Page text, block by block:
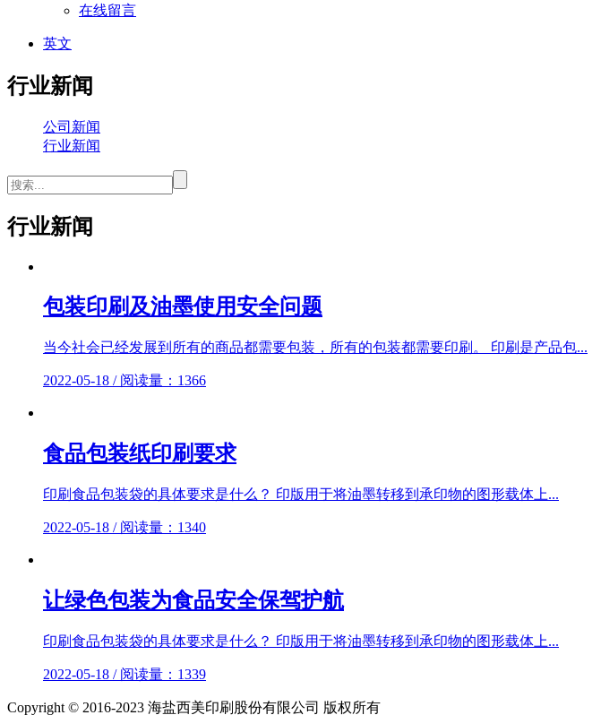
在线留言
英文
行业新闻
公司新闻
行业新闻
行业新闻
包装印刷及油墨使用安全问题
当今社会已经发展到所有的商品都需要包装，所有的包装都需要印刷。 印刷是产品包...
2022-05-18 / 阅读量：1366
食品包装纸印刷要求
印刷食品包装袋的具体要求是什么？ 印版用于将油墨转移到承印物的图形载体上...
2022-05-18 / 阅读量：1340
让绿色包装为食品安全保驾护航
印刷食品包装袋的具体要求是什么？ 印版用于将油墨转移到承印物的图形载体上...
2022-05-18 / 阅读量：1339
Copyright © 2016-2023 海盐西美印刷股份有限公司 版权所有